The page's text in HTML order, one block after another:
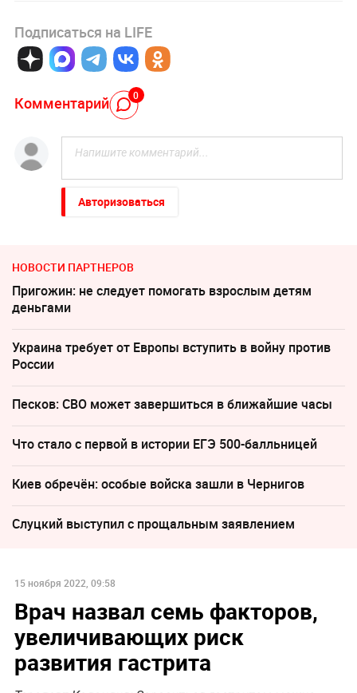
Подписаться на LIFE
Комментарий 0
Авторизоваться
НОВОСТИ ПАРТНЕРОВ
Пригожин: не следует помогать взрослым детям
деньгами
Украина требует от Европы вступить в войну против
России
Песков: СВО может завершиться в ближайшие часы
Что стало с первой в истории ЕГЭ 500-балльницей
Киев обречён: особые войска зашли в Чернигов
Слуцкий выступил с прощальным заявлением
15 ноября 2022, 09:58
Врач назвал семь факторов,
увеличивающих риск
развития гастрита